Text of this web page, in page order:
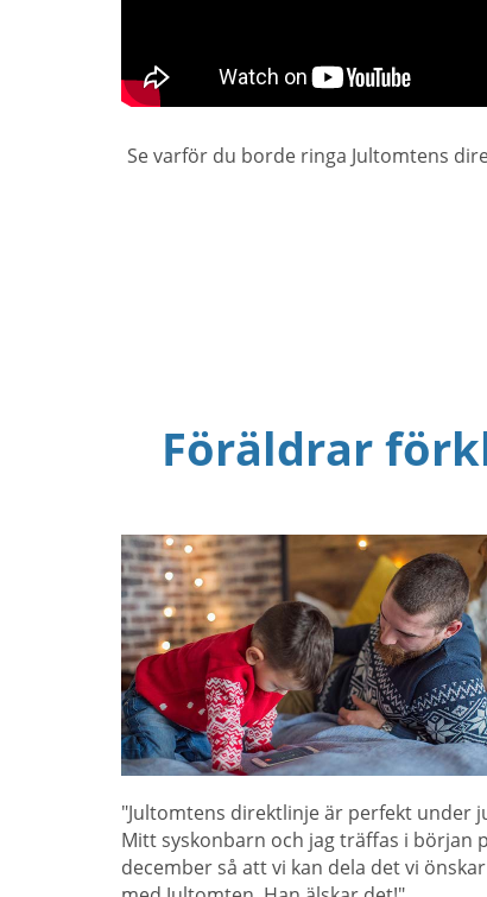
Se varför du borde ringa Jultomtens
Föräldrar
"Jultomtens direktlinje är perfekt under
Mitt syskonbarn och jag träffas i början
december så att vi kan dela det vi